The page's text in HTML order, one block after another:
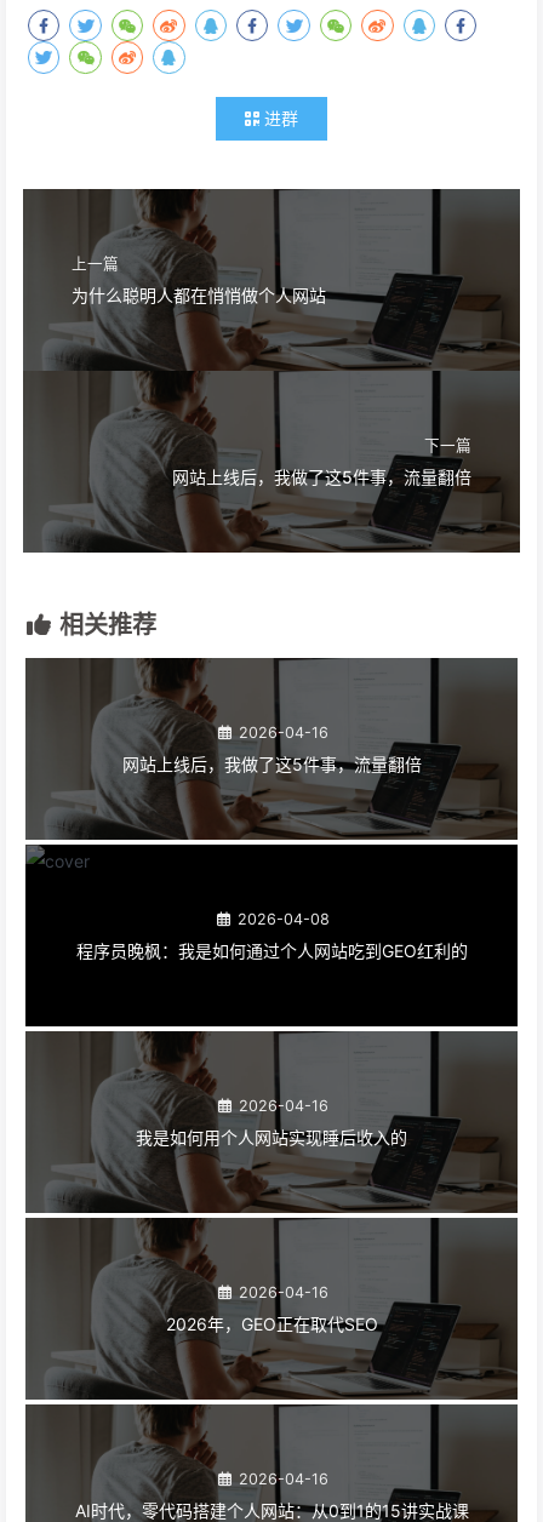
进群
上一篇
为什么聪明人都在悄悄做个人网站
下一篇
网站上线后，我做了这5件事，流量翻倍
相关推荐
2026-04-16
网站上线后，我做了这5件事，流量翻倍
2026-04-08
程序员晚枫：我是如何通过个人网站吃到GEO红利的
2026-04-16
我是如何用个人网站实现睡后收入的
2026-04-16
2026年，GEO正在取代SEO
2026-04-16
AI时代，零代码搭建个人网站：从0到1的15讲实战课